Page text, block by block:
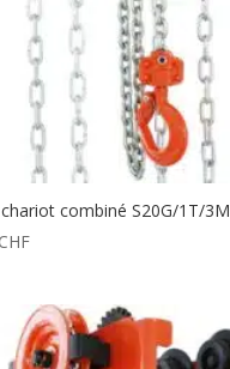
combiné S20G/1T/3M
CHF